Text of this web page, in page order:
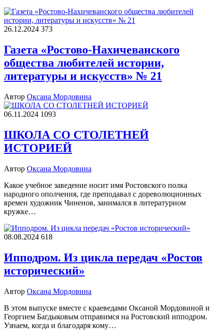
26.12.2024 373
Газета «Ростово-Нахичеванского
общества любителей истории,
литературы и искусств» № 21
Автор Оксана Мордовина
06.11.2024 1093
ШКОЛА СО СТОЛЕТНЕЙ
ИСТОРИЕЙ
Автор Оксана Мордовина
Какое учебное заведение носит имя Ростовского полка
народного ополчения, где преподавал с дореволюционных
времен художник Чиненов, занимался в литературном
кружке…
08.08.2024 618
Ипподром. Из цикла передач «Ростов
исторический»
Автор Оксана Мордовина
В этом выпуске вместе с краеведами Оксаной Мордовиной и
Георгием Багдыковым отправимся на Ростовский ипподром.
Узнаем, когда и благодаря кому…